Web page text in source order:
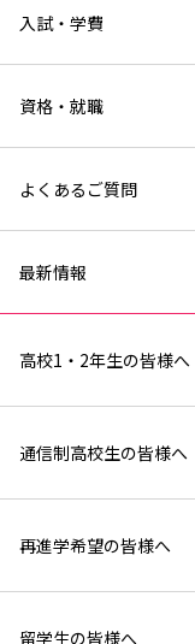
入試・学費
資格・就職
よくあるご質問
最新情報
高校1・2年生の皆様へ
通信制高校生の皆様へ
再進学希望の皆様へ
留学生の皆様へ